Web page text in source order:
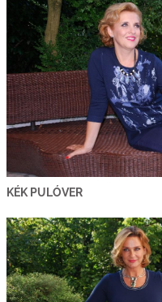
KÉK PULÓVER